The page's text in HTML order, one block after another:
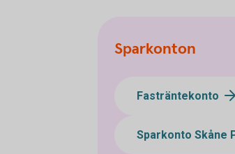
Sparkonton
Fasträntekonto
Sparkonto Skåne